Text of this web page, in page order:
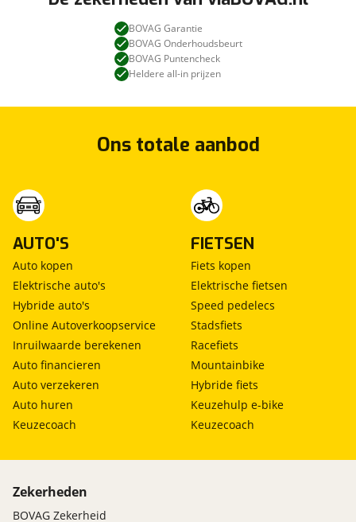
BOVAG Garantie
BOVAG Onderhoudsbeurt
BOVAG Puntencheck
Heldere all-in prijzen
Ons totale aanbod
AUTO'S
Auto kopen
Elektrische auto's
Hybride auto's
Online Autoverkoopservice
Inruilwaarde berekenen
Auto financieren
Auto verzekeren
Auto huren
Keuzecoach
FIETSEN
Fiets kopen
Elektrische fietsen
Speed pedelecs
Stadsfiets
Racefiets
Mountainbike
Hybride fiets
Keuzehulp e-bike
Keuzecoach
Zekerheden
BOVAG Zekerheid